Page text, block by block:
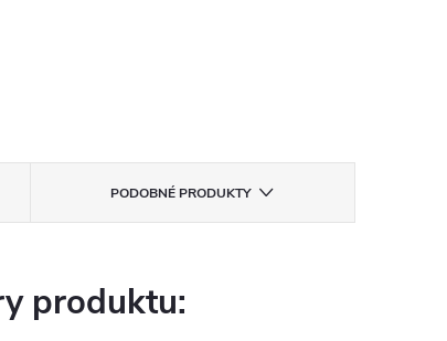
PODOBNÉ PRODUKTY
produktu: